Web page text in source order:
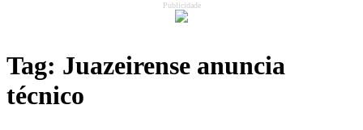
Publicidade
Tag: Juazeirense anuncia
técnico